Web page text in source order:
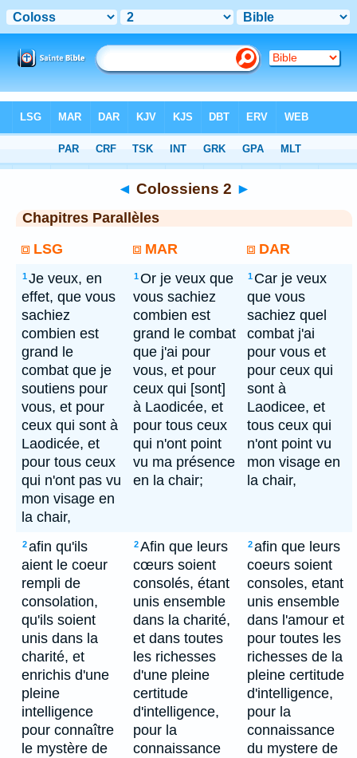
◄ Colossiens 2 ►
Chapitres Parallèles
LSG
MAR DAR
1Je veux, en
effet, que vous
sachiez
combien est
grand le
combat que je
soutiens pour
vous, et pour
ceux qui sont à
Laodicée, et
pour tous ceux
qui n'ont pas vu
mon visage en
la chair,
1Or je veux que
vous sachiez
combien est
grand le combat
que j'ai pour
vous, et pour
ceux qui [sont]
à Laodicée, et
pour tous ceux
qui n'ont point
vu ma présence
en la chair;
1 Car je veux
que vous
sachiez quel
combat j'ai
pour vous et
pour ceux qui
sont à
Laodicee, et
tous ceux qui
n'ont point vu
mon visage en
la chair,
2afin qu'ils
aient le coeur
rempli de
consolation,
qu'ils soient
unis dans la
charité, et
enrichis d'une
pleine
intelligence
pour connaître
le mystère de
2Afin que leurs
cœurs soient
consolés, étant
unis ensemble
dans la charité,
et dans toutes
les richesses
d'une pleine
certitude
d'intelligence,
pour la
connaissance
2afin que leurs
coeurs soient
consoles, etant
unis ensemble
dans l'amour et
pour toutes les
richesses de la
pleine certitude
d'intelligence,
pour la
connaissance
du mystere de